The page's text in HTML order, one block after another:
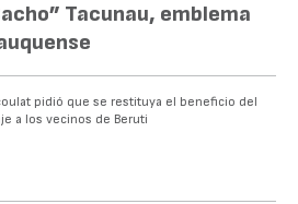
Tacunau, emblema
pidió que se restituya el beneficio del
a los vecinos de Beruti